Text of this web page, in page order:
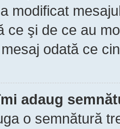
modificat
ce şi de ce au
odată ce
adaug
o semnătură